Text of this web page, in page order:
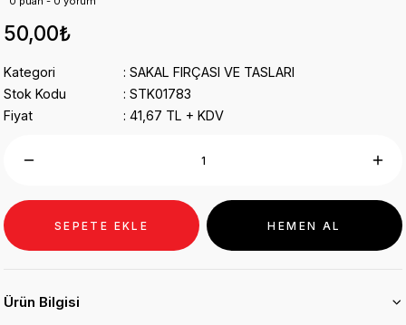
50,00₺
Kategori
SAKAL FIRÇASI VE TASLARI
Stok Kodu
STK01783
Fiyat
41,67 TL + KDV
SEPETE EKLE HEMEN AL
Ürün Bilgisi